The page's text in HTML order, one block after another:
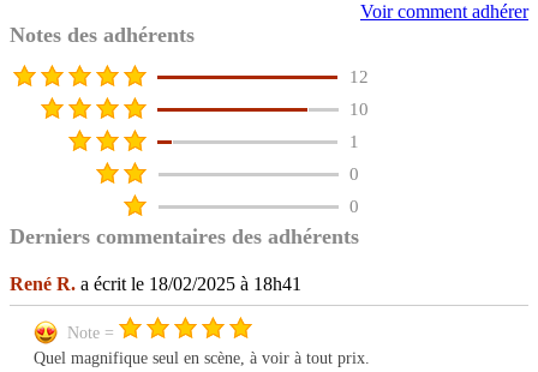
Voir comment adhérer
Notes des adhérents
12
10
1
0
0
Derniers commentaires des adhérents
René R. a écrit le 18/02/2025 à 18h41
Note =
Quel magnifique seul en scène, à voir à tout prix.